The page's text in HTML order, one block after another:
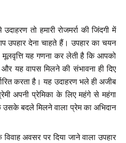
तो हमारी रोजमर्रा की जिंदगी में
उपहार देना चाहते हैं। उपहार का चयन
यह गणना कर लेती है कि आपको
यह वापस मिलने की संभावना ही दिए
करता है। यह उदाहरण भले ही अजीब
अपनी प्रेमिका के लिए महंगे से महंगा
उसके बदले मिलने वाला प्रेम का अभिदान
अवसर पर दिया जाने वाला उपहार